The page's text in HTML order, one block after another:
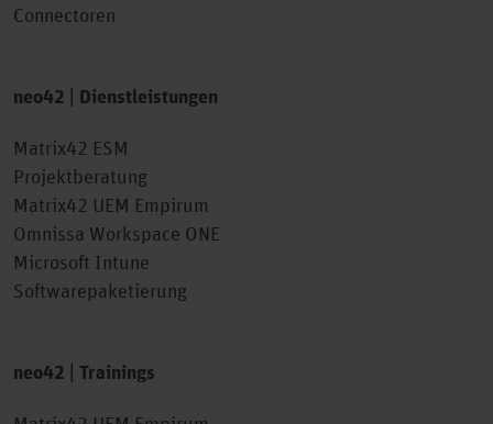
Connectoren
neo42 | Dienstleistungen
Matrix42 ESM
Projektberatung
Matrix42 UEM Empirum
Omnissa Workspace ONE
Microsoft Intune
Softwarepaketierung
neo42 | Trainings